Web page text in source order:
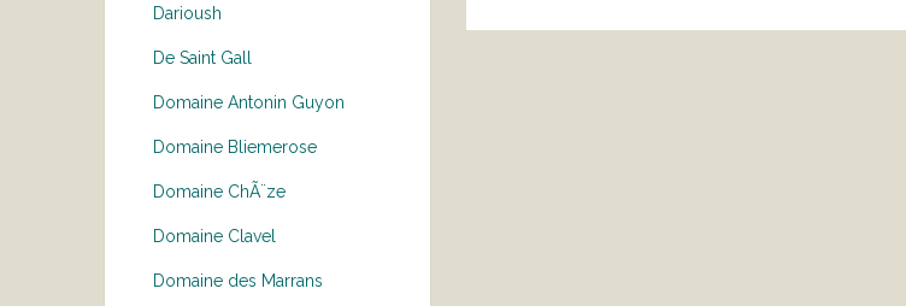
Darioush
De Saint Gall
Domaine Antonin Guyon
Domaine Bliemerose
Domaine ChÃ¨ze
Domaine Clavel
Domaine des Marrans